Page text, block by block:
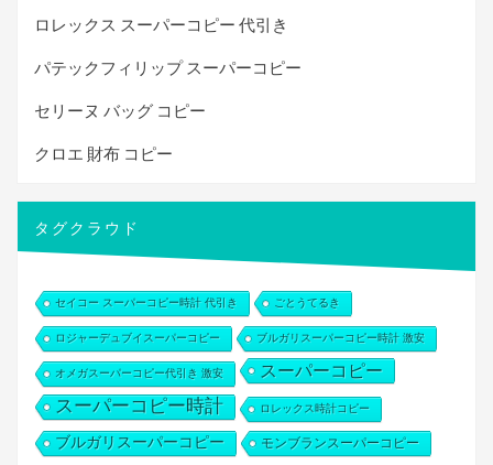
ロレックス スーパーコピー 代引き
パテックフィリップ スーパーコピー
セリーヌ バッグ コピー
クロエ 財布 コピー
タグクラウド
セイコー スーパーコピー時計 代引き ごとうてるき
ロジャーデュブイスーパーコピー ブルガリスーパーコピー時計 激安
オメガスーパーコピー代引き 激安 スーパーコピー
スーパーコピー時計 ロレックス時計コピー
ブルガリスーパーコピー モンブランスーパーコピー